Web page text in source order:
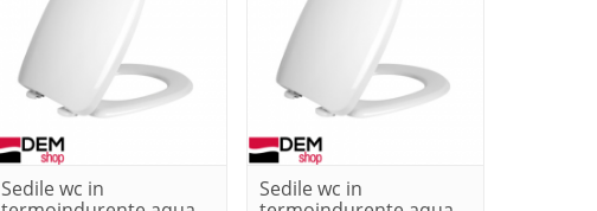
Sedile wc in
Sedile wc in